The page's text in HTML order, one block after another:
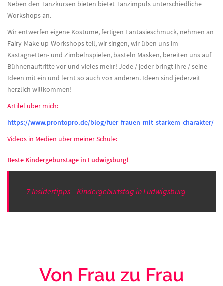
Neben den Tanzkursen bieten bietet Tanzimpuls unterschiedliche
Workshops an.
Wir entwerfen eigene Kostüme, fertigen Fantasieschmuck, nehmen an
Fairy-Make up-Workshops teil, wir singen, wir üben uns im
Kastagnetten- und Zimbelnspielen, basteln Masken, bereiten uns auf
Bühnenauftritte vor und vieles mehr! Jede / jeder bringt ihre / seine
Ideen mit ein und lernt so auch von anderen. Ideen sind jederzeit
herzlich willkommen!
Artilel über mich:
https://www.prontopro.de/blog/fuer-frauen-mit-starkem-charakter/
Videos in Medien über meiner Schule:
Beste Kindergeburstage in Ludwigsburg!
7 Insidertipps – Kindergeburtstag in Ludwigsburg
Von Frau zu Frau